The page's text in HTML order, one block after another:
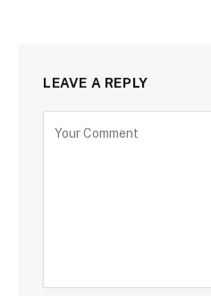
LEAVE A REPLY